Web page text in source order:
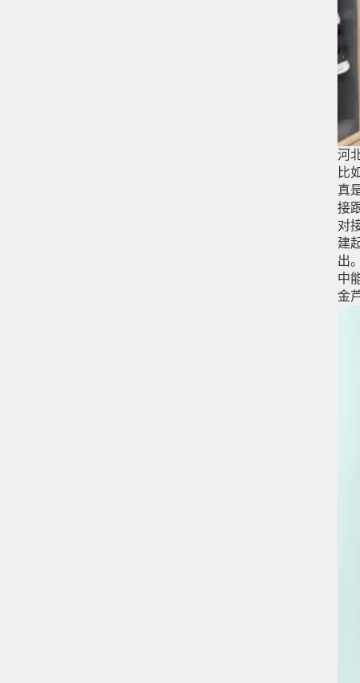
河
比
真
接
对
建
出
中
金